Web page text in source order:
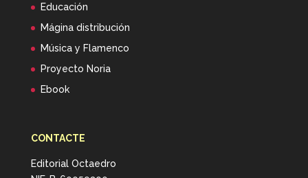
Educación
Mágina distribución
Música y Flamenco
Proyecto Noria
Ebook
CONTACTE
Editorial Octaedro